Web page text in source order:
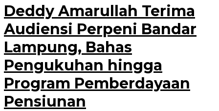
Deddy Amarullah Terima
Audiensi Perpeni Bandar
Lampung, Bahas
Pengukuhan hingga
Program Pemberdayaan
Pensiunan